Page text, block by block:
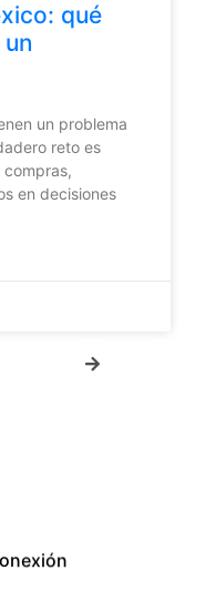
qué
un problema
reto es
en decisiones